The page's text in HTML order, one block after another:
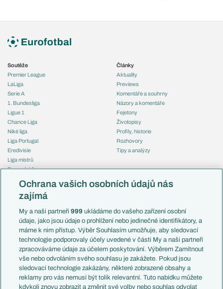
Soutěže
Premier League
LaLiga
Serie A
1. Bundesliga
Ligue 1
Chance Liga
Niké liga
Liga Portugal
Eredivisie
Liga mistrů
Evropská liga
Mistrovství světa
Liga národů
Témata
Představení týmů MS
EuroSkauting
PL v kostce
Evropské koeficienty
Přestupy
Přestupové spekulace
Zranění
Články
Aktuality
Previews
Komentáře a souhrny
Názory a komentáře
Fejetony
Životopisy
Profily, historie
Rozhovory
Tipy a analýzy
Česko
Francie
Itálie
Německo
Španělsko
Argentina
Brazílie
Přestupy
Ochrana vašich osobních údajů nás
zajímá
My a naši partneři999 ukládáme do vašeho zařízení osobní
údaje, jako jsou údaje o prohlížení nebo jedinečné identifikátory, a
máme k nim přístup. Výběr Souhlasím umožňuje, aby sledovací
technologie podporovaly účely uvedené v části My a naši partneři
zpracováváme údaje za účelem poskytování. Výběrem Zamítnout
vše nebo odvoláním svého souhlasu je zakážete. Pokud jsou
sledovací technologie zakázány, některé zobrazené obsahy a
reklamy pro vás nemusí být tolik relevantní. Tuto nabídku můžete
kdykoli znovu zobrazit a změnit své volby nebo souhlas odvolat